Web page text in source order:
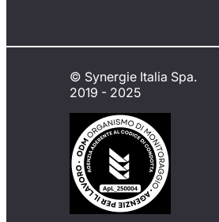
© Synergie Italia Spa.
2019 - 2025